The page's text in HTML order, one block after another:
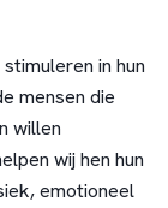
in hun
mensen die
willen
wij hen hun
emotioneel